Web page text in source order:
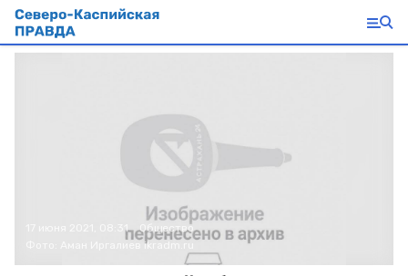
17 июня 2021, 08:31
Общество
ikradm.ru